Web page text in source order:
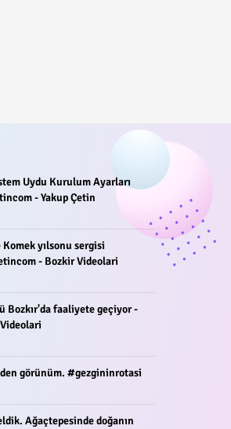
Uydu Kurulum Ayarları
- Yakup Çetin
Komek yılsonu sergisi
- Bozkir Videolari
Bozkır'da faaliyete geçiyor -
görünüm. #gezgininrotasi
Ağaçtepesinde doğanın